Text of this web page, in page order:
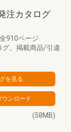
注カタログ
全910ページ
。掲載商品/引違
(58MB)